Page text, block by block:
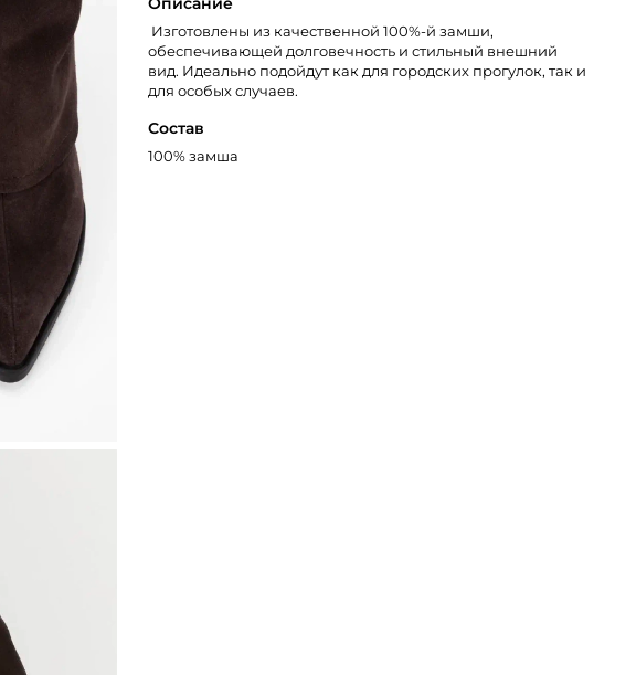
Изготовлены из качественной 100%-й замши,
обеспечивающей долговечность и стильный внешний
вид. Идеально подойдут как для городских прогулок, так и
для особых случаев.
Состав
100% замша